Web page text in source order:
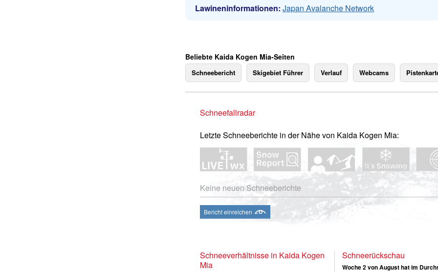
Lawineninformationen: Japan Avalanche Network
Beliebte Kaida Kogen Mia-Seiten
Schneebericht Skigebiet Führer Verlauf Webcams
Schneefallradar
Letzte Schneeberichte in der Nähe von Kaida Kogen Mia:
Keine neuen Schneeberichte
Bericht einreichen
Schneeverhältnisse in Kaida Kogen
Mia
Schneerückschau
Woche 2 von August hat im